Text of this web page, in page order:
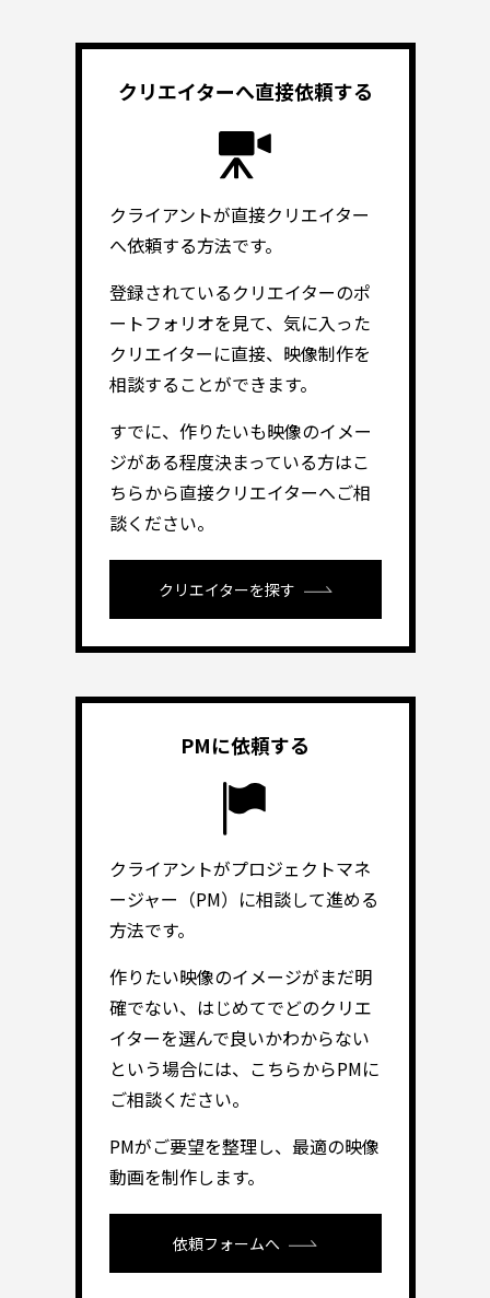
クリエイターへ直接依頼する
クライアントが直接クリエイター
へ依頼する方法です。
登録されているクリエイターのポ
ートフォリオを見て、気に入った
クリエイターに直接、映像制作を
相談することができます。
すでに、作りたいも映像のイメー
ジがある程度決まっている方はこ
ちらから直接クリエイターへご相
談ください。
クリエイターを探す
PMに依頼する
クライアントがプロジェクトマネ
ージャー（PM）に相談して進める
方法です。
作りたい映像のイメージがまだ明
確でない、はじめてでどのクリエ
イターを選んで良いかわからない
という場合には、こちらからPMに
ご相談ください。
PMがご要望を整理し、最適の映像
動画を制作します。
依頼フォームへ